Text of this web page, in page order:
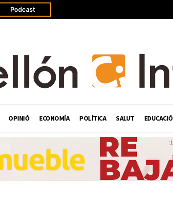
Podcast
OPINIÓ ECONOMÍA POLÍTICA SALUT EDUCACIÓ